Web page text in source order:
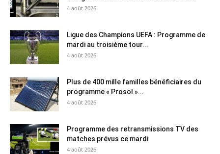
4 août 2026
Ligue des Champions UEFA : Programme de
mardi au troisième tour...
4 août 2026
Plus de 400 mille familles bénéficiaires du
programme « Prosol »...
4 août 2026
Programme des retransmissions TV des
matches prévus ce mardi
4 août 2026